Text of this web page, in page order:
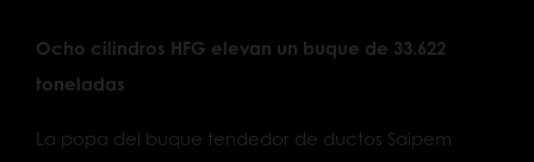
Ocho cilindros HFG elevan un buque de 33.622
toneladas
La popa del buque tendedor de ductos Saipem